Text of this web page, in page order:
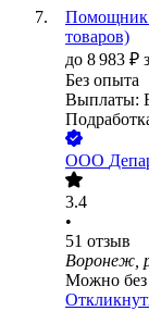
Помощник
товаров)
до 8 983 ₽
Без опыта
Выплаты:
ООО
3.4
•
51 отзыв
Воронеж,
Можно без